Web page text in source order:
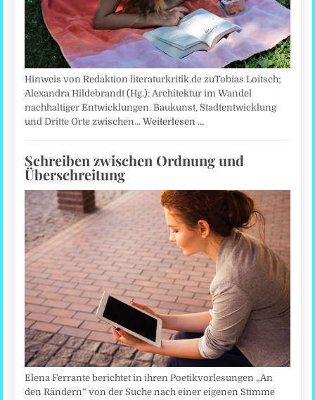
Hinweis von Redaktion literaturkritik.de zuTobias Loitsch;
Alexandra Hildebrandt (Hg.): Architektur im Wandel
nachhaltiger Entwicklungen. Baukunst, Stadtentwicklung
und Dritte Orte zwischen…Weiterlesen …
Schreiben zwischen Ordnung und
Überschreitung
Elena Ferrante berichtet in ihren Poetikvorlesungen „An
den Rändern“ von der Suche nach einer eigenen Stimme